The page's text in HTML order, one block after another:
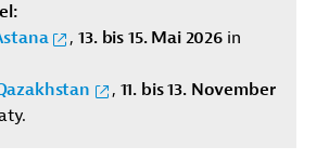
,13. bis 15. Mai 2026in
, 11. bis 13. November